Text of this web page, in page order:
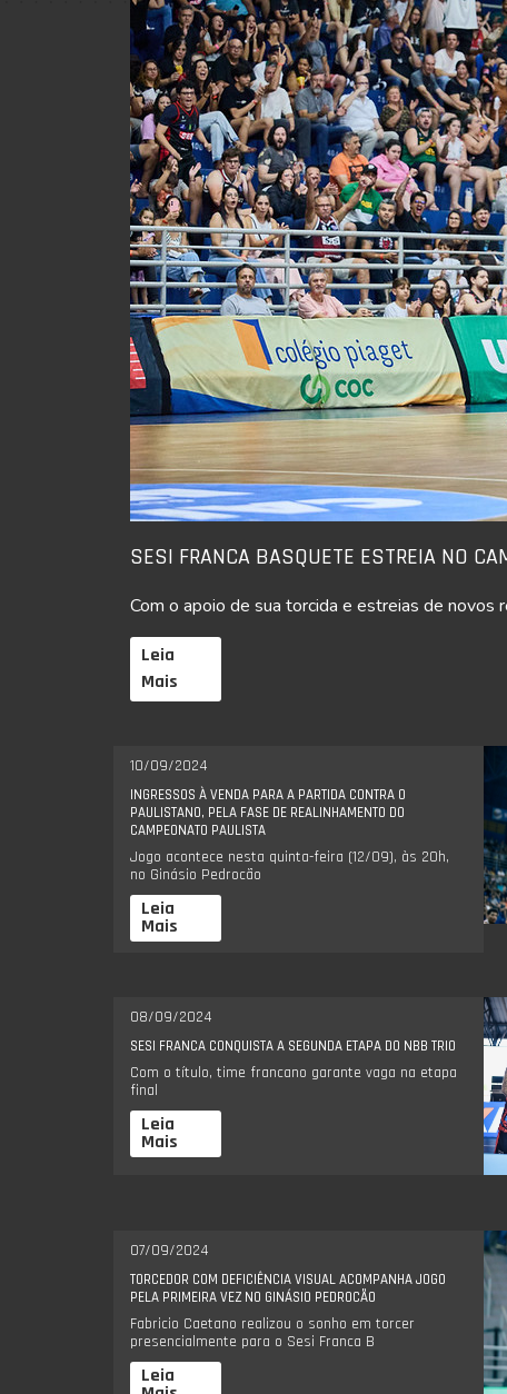
SESI FRANCA BASQUETE ESTREIA NO
Com o apoio de sua torcida e estreias de novos
Leia
Mais
10/09/2024
INGRESSOS À VENDA PARA A PARTIDA CONTRA O
PAULISTANO, PELA FASE DE REALINHAMENTO DO
CAMPEONATO PAULISTA
Jogo acontece nesta quinta-feira (12/09), às 20h,
no Ginásio Pedrocão
Leia
Mais
08/09/2024
SESI FRANCA CONQUISTA A SEGUNDA ETAPA DO NBB TRIO
Com o título, time francano garante vaga na etapa
final
Leia
Mais
07/09/2024
TORCEDOR COM DEFICIÊNCIA VISUAL ACOMPANHA JOGO
PELA PRIMEIRA VEZ NO GINÁSIO PEDROCÃO
Fabricio Caetano realizou o sonho em torcer
presencialmente para o Sesi Franca B
Leia